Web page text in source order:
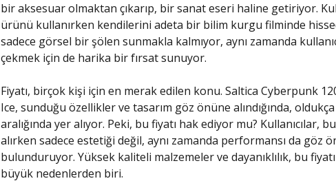
bir aksesuar olmaktan çıkarıp, bir sanat eseri haline getiriyor.
ürünü kullanırken kendilerini adeta bir bilim kurgu filminde
sadece görsel bir şölen sunmakla kalmıyor, aynı zamanda
çekmek için de harika bir fırsat sunuyor.
Fiyatı, birçok kişi için en merak edilen konu. Saltica Cyberpunk
Ice, sunduğu özellikler ve tasarım göz önüne alındığında,
aralığında yer alıyor. Peki, bu fiyatı hak ediyor mu? Kullanıcılar,
alırken sadece estetiği değil, aynı zamanda performansı da göz
bulunduruyor. Yüksek kaliteli malzemeler ve dayanıklılık, bu
büyük nedenlerden biri.